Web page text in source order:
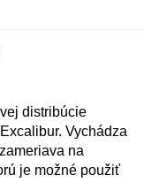
distribúcie
Vychádza
na
je možné použiť